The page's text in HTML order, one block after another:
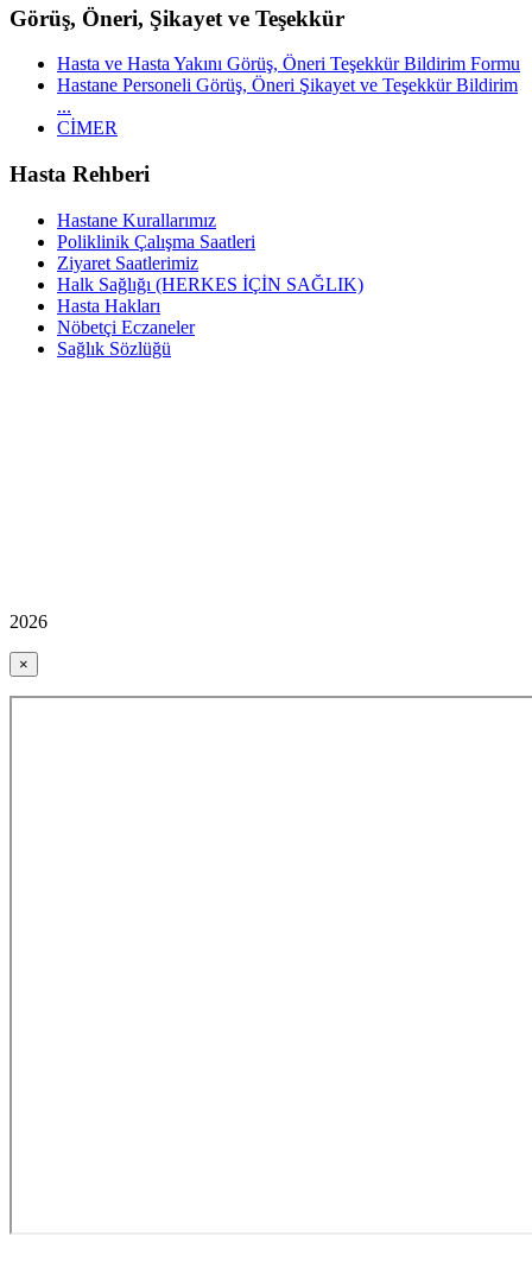
Görüş, Öneri, Şikayet ve Teşekkür
Hasta ve Hasta Yakını Görüş, Öneri Teşekkür Bildirim Formu
Hastane Personeli Görüş, Öneri Şikayet ve Teşekkür Bildirim
...
CİMER
Hasta Rehberi
Hastane Kurallarımız
Poliklinik Çalışma Saatleri
Ziyaret Saatlerimiz
Halk Sağlığı (HERKES İÇİN SAĞLIK)
Hasta Hakları
Nöbetçi Eczaneler
Sağlık Sözlüğü
2026
×